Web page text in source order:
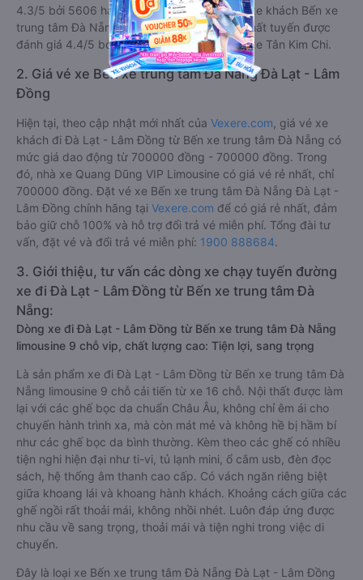
4.3/5 bởi 5606 hành khách. Trong đó hãng xe khách Bến xe
trung tâm Đà Nẵng Đà Lạt - Lâm Đồng tốt nhất tuyến được
đánh giá 4.4/5 bởi 4466 hành khách là nhà xe Tân Kim Chi.
2. Giá vé xe Bến xe trung tâm Đà Nẵng Đà Lạt - Lâm
Đồng
Hiện tại, theo cập nhật mới nhất của Vexere.com , giá vé xe
khách đi Đà Lạt - Lâm Đồng từ Bến xe trung tâm Đà Nẵng có
mức giá dao động từ 700000 đồng - 700000 đồng. Trong
đó, nhà xe Quang Dũng VIP Limousine có giá vé rẻ nhất, chỉ
700000 đồng. Đặt vé xe Bến xe trung tâm Đà Nẵng Đà Lạt -
Lâm Đồng chính hãng tại Vexere.com để có giá rẻ nhất, đảm
bảo giữ chỗ 100% và hỗ trợ đổi trả vé miễn phí. Tổng đài tư
vấn, đặt vé và đổi trả vé miễn phí: 1900 888684.
3. Giới thiệu, tư vấn các dòng xe chạy tuyến đường
xe đi Đà Lạt - Lâm Đồng từ Bến xe trung tâm Đà
Nẵng:
Dòng xe đi Đà Lạt - Lâm Đồng từ Bến xe trung tâm Đà Nẵng
limousine 9 chỗ vip, chất lượng cao: Tiện lợi, sang trọng
Là sản phẩm xe đi Đà Lạt - Lâm Đồng từ Bến xe trung tâm Đà
Nẵng limousine 9 chỗ cải tiến từ xe 16 chỗ. Nội thất được làm
lại với các ghế bọc da chuẩn Châu Âu, không chỉ êm ái cho
chuyến hành trình xa, mà còn mát mẻ và không hề bị hầm bí
như các ghế bọc da bình thường. Kèm theo các ghế có nhiều
tiện nghi hiện đại như ti-vi, tủ lạnh mini, ổ cắm usb, đèn đọc
sách, hệ thống âm thanh cao cấp. Có vách ngăn riêng biệt
giữa khoang lái và khoang hành khách. Khoảng cách giữa các
ghế ngồi rất thoải mái, không nhồi nhét. Luôn đáp ứng được
nhu cầu về sang trọng, thoải mái và tiện nghi trong việc di
chuyển.
Đây là loại xe Bến xe trung tâm Đà Nẵng Đà Lạt - Lâm Đồng